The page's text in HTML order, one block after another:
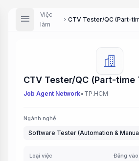
menu
Việc
làm
chevron_right
Job Agent Network• TP.HCM
Ngành nghề
Software Tester (Automation &
Loại việc Đăng vào